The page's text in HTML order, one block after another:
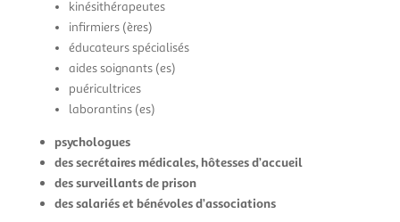
kinésithérapeutes
infirmiers (ères)
éducateurs spécialisés
aides soignants (es)
puéricultrices
laborantins (es)
psychologues
des secrétaires médicales, hôtesses d’accueil
des surveillants de prison
des salariés et bénévoles d’associations